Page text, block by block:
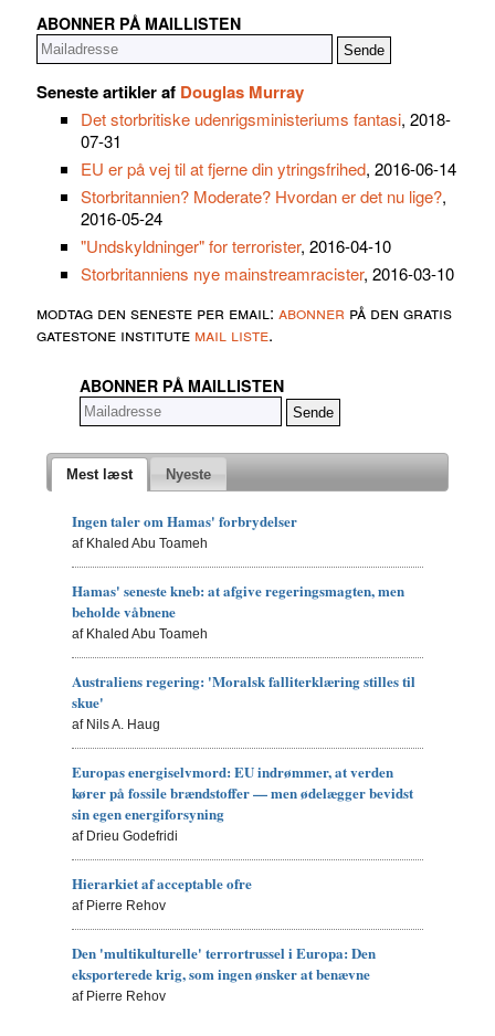
ABONNER PÅ MAILLISTEN
Seneste artikler af Douglas Murray
Det storbritiske udenrigsministeriums fantasi, 2018-
07-31
EU er på vej til at fjerne din ytringsfrihed, 2016-06-14
Storbritannien? Moderate? Hvordan er det nu lige?,
2016-05-24
"Undskyldninger" for terrorister, 2016-04-10
Storbritanniens nye mainstreamracister, 2016-03-10
modtag den seneste per email: abonner på den gratis
gatestone institute mail liste.
ABONNER PÅ MAILLISTEN
Mest læst Nyeste
Ingen taler om Hamas' forbrydelser
af Khaled Abu Toameh
Hamas' seneste kneb: at afgive regeringsmagten, men
beholde våbnene
af Khaled Abu Toameh
Australiens regering: 'Moralsk falliterklæring stilles til
skue'
af Nils A. Haug
Europas energiselvmord: EU indrømmer, at verden
kører på fossile brændstoffer — men ødelægger bevidst
sin egen energiforsyning
af Drieu Godefridi
Hierarkiet af acceptable ofre
af Pierre Rehov
Den 'multikulturelle' terrortrussel i Europa: Den
eksporterede krig, som ingen ønsker at benævne
af Pierre Rehov